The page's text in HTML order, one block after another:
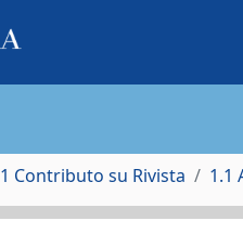
1 Contributo su Rivista 1.1